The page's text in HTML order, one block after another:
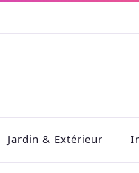
Jardin & Extérieur